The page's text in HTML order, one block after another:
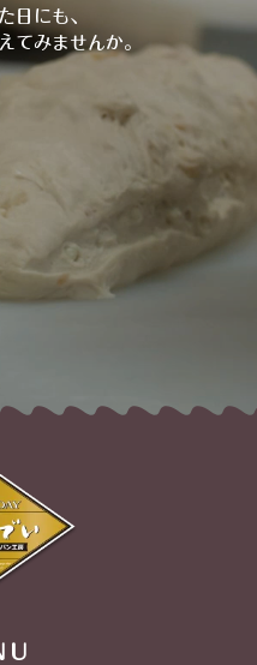
日にも、
てみませんか。